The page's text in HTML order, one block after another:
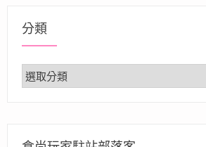
分類
分
類